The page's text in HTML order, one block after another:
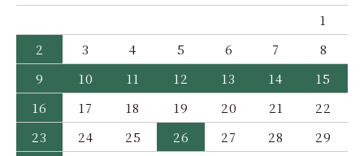
1
2
3 4 5 6 7
8
9
10 11 12 13 14
15
16
17 18 19 20 21
22
23
24 25 26 27 28
29